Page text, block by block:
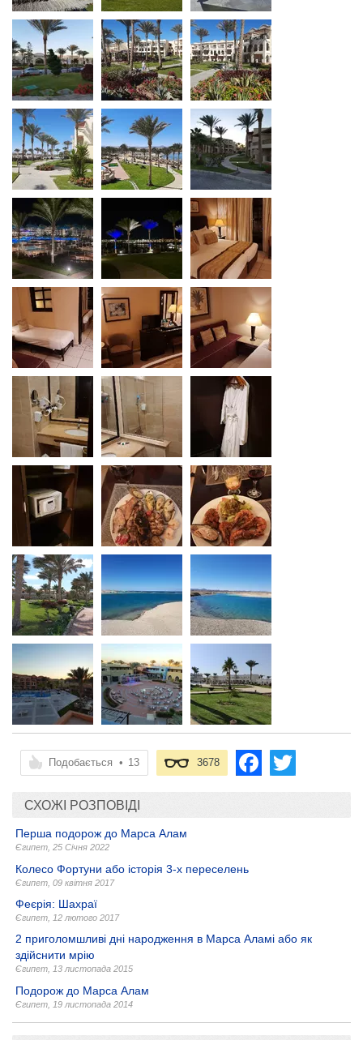
Подобається • 13 3678
СХОЖІ РОЗПОВІДІ
Перша подорож до Марса Алам
Єгипет 25 Січня 2022
Колесо Фортуни або історія 3-х переселень
Єгипет 09 квітня 2017
Феєрія: Шахраї
Єгипет 12 лютого 2017
2 приголомшливі дні народження в Марса Аламі або як
здійснити мрію
Єгипет 13 листопада 2015
Подорож до Марса Алам
Єгипет 19 листопада 2014